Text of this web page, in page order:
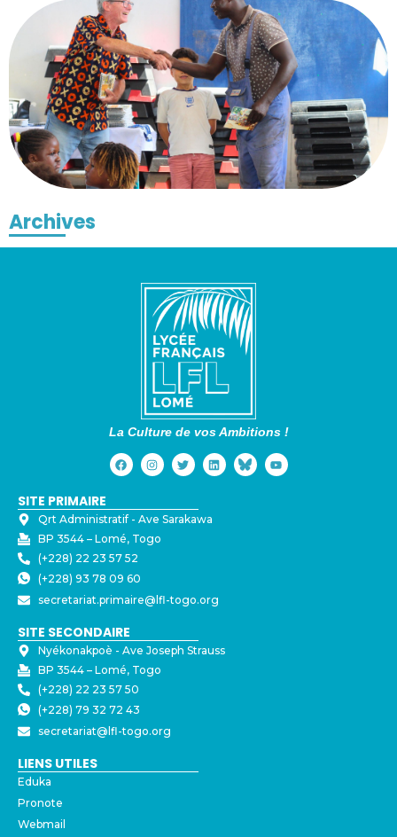
Archives
La Culture de vos Ambitions !
SITE PRIMAIRE
Qrt Administratif - ⁠Ave Sarakawa
BP 3544 – Lomé, Togo
(+228) 22 23 57 52
(+228) 93 78 09 60
secretariat.primaire@lfl-togo.org
SITE SECONDAIRE
Nyékonakpoè - ⁠Ave Joseph Strauss
BP 3544 – Lomé, Togo
(+228) 22 23 57 50
(+228) 79 32 72 43
secretariat@lfl-togo.org
LIENS UTILES
Eduka
Pronote
Webmail